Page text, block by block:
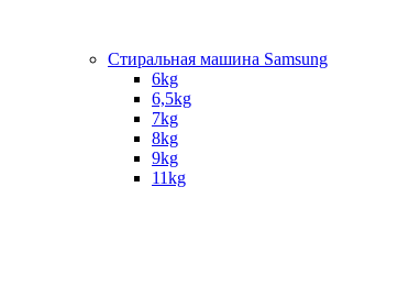
Стиральная машина Samsung
6kg
6,5kg
7kg
8kg
9kg
11kg